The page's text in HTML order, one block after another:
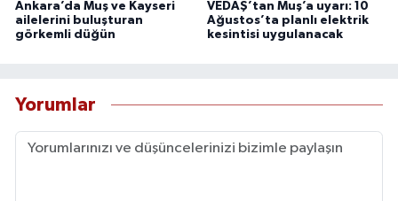
Ankara’da Muş ve Kayseri
ailelerini buluşturan
görkemli düğün
VEDAŞ’tan Muş’a uyarı: 10
Ağustos’ta planlı elektrik
kesintisi uygulanacak
Yorumlar